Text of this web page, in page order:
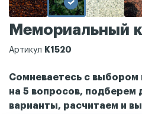
Мемориальный
Артикул К1520
Сомневаетесь с выбором
на 5 вопросов, подберем
варианты, расчитаем и